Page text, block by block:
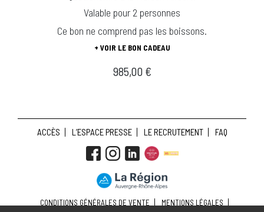
Valable pour 2 personnes
Ce bon ne comprend pas les boissons.
+ VOIR LE BON CADEAU
985,00 €
ACCÈS L’ESPACE PRESSE LE RECRUTEMENT FAQ
CONDITIONS GÉNÉRALES DE VENTE
MENTIONS LÉGALES